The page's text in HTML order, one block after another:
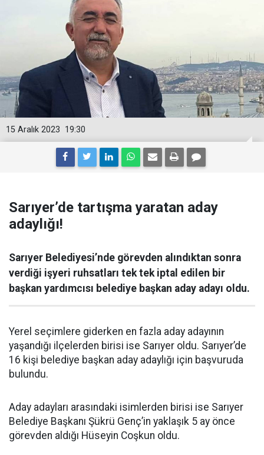
19:30
15 Aralık 2023
Sarıyer’de tartışma yaratan aday
adaylığı!
Sarıyer Belediyesi’nde görevden alındıktan sonra
verdiği işyeri ruhsatları tek tek iptal edilen bir
başkan yardımcısı belediye başkan aday adayı oldu.
Yerel seçimlere giderken en fazla aday adayının
yaşandığı ilçelerden birisi ise Sarıyer oldu. Sarıyer’de
16 kişi belediye başkan aday adaylığı için başvuruda
bulundu.
Aday adayları arasındaki isimlerden birisi ise Sarıyer
Belediye Başkanı Şükrü Genç’in yaklaşık 5 ay önce
görevden aldığı Hüseyin Coşkun oldu.